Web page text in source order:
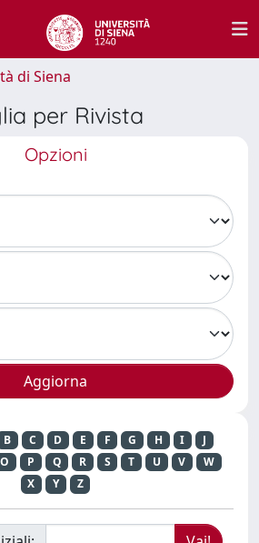
di Siena
per Rivista
Opzioni
B C D E F G H I
J
O P Q R S T U V
W
X
Y Z